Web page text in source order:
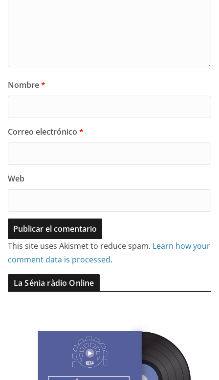
Nombre*
Correo electrónico *
Web
This site uses Akismet to reduce spam. Learn how your
comment data is processed.
La Sénia ràdio Online